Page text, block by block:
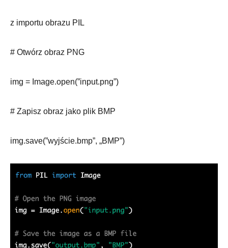
z importu obrazu PIL
# Otwórz obraz PNG
img = Image.open(”input.png”)
# Zapisz obraz jako plik BMP
img.save(”wyjście.bmp”, „BMP”)